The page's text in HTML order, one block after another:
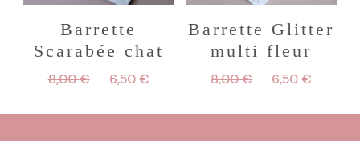
Barrette
Scarabée chat
8,00€
Le
initial
6,50€
actuel
Barrette Glitter
multi fleur
8,00€
Le
initial
6,50€
actuel